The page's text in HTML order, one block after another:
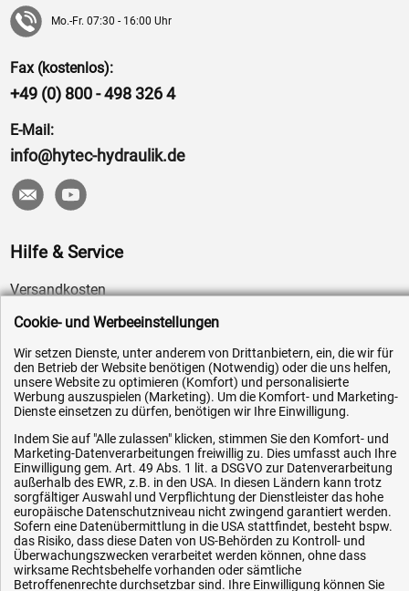
Mo.-Fr. 07:30 - 16:00 Uhr
Fax (kostenlos):
+49 (0) 800 - 498 326 4
E-Mail:
info@hytec-hydraulik.de
Hilfe & Service
Versandkosten
Zahlungsarten
AGB / Widerrufsrecht
Datenschutz
Karriere
OEM-Ersatzteile
Technik-Hilfe
Downloads
Kontakt
Cookie- und Werbeeinstellungen
Wir setzen Dienste, unter anderem von Drittanbietern, ein, die wir für
den Betrieb der Website benötigen (Notwendig) oder die uns helfen,
unsere Website zu optimieren (Komfort) und personalisierte
Werbung auszuspielen (Marketing). Um die Komfort- und Marketing-
Dienste einsetzen zu dürfen, benötigen wir Ihre Einwilligung.
Indem Sie auf "Alle zulassen" klicken, stimmen Sie den Komfort- und
Marketing-Datenverarbeitungen freiwillig zu. Dies umfasst auch Ihre
Einwilligung gem. Art. 49 Abs. 1 lit. a DSGVO zur Datenverarbeitung
außerhalb des EWR, z.B. in den USA. In diesen Ländern kann trotz
sorgfältiger Auswahl und Verpflichtung der Dienstleister das hohe
europäische Datenschutzniveau nicht zwingend garantiert werden.
Sofern eine Datenübermittlung in die USA stattfindet, besteht bspw.
das Risiko, dass diese Daten von US-Behörden zu Kontroll- und
Überwachungszwecken verarbeitet werden können, ohne dass
wirksame Rechtsbehelfe vorhanden oder sämtliche
Betroffenenrechte durchsetzbar sind. Ihre Einwilligung können Sie